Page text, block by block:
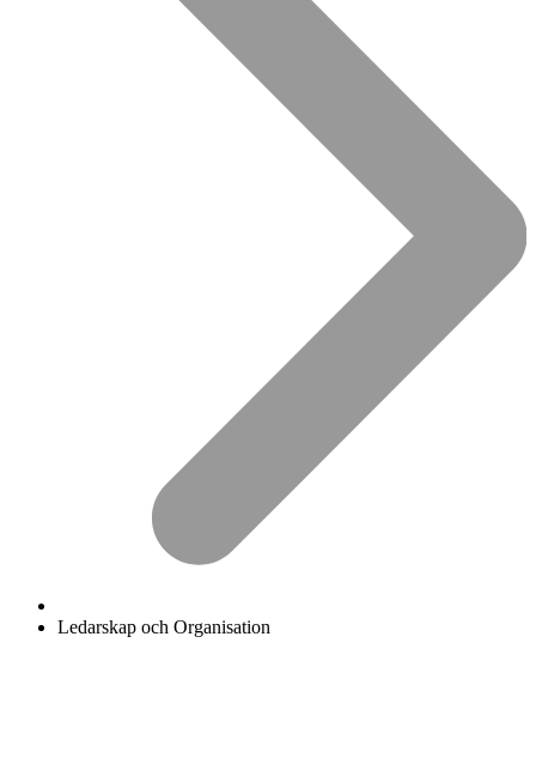
Ledarskap och Organisation